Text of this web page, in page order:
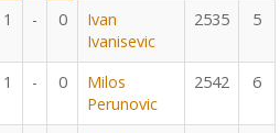
1 - 0
Ivan
Ivanisevic
2535 5
1 - 0
Milos
Perunovic
2542 6